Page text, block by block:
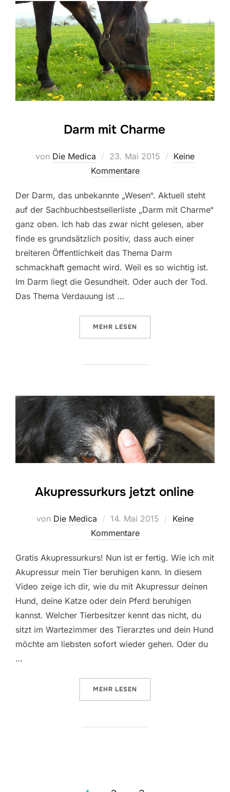
Darm mit Charme
von Die Medica
Veröffentlicht
am
23. Mai 2015
Keine
Kommentare
Der Darm, das unbekannte „Wesen“. Aktuell steht
auf der Sachbuchbestsellerliste „Darm mit Charme“
ganz oben. Ich hab das zwar nicht gelesen, aber
finde es grundsätzlich positiv, dass auch einer
breiteren Öffentlichkeit das Thema Darm
schmackhaft gemacht wird. Weil es so wichtig ist.
Im Darm liegt die Gesundheit. Oder auch der Tod.
Das Thema Verdauung ist …
MEHR ÜBER „DARM MIT CHARME“
LESEN
Akupressurkurs jetzt online
von Die Medica
Veröffentlicht
am
14. Mai 2015
Keine
Kommentare
Gratis Akupressurkurs! Nun ist er fertig. Wie ich mit
Akupressur mein Tier beruhigen kann. In diesem
Video zeige ich dir, wie du mit Akupressur deinen
Hund, deine Katze oder dein Pferd beruhigen
kannst. Welcher Tierbesitzer kennt das nicht, du
sitzt im Wartezimmer des Tierarztes und dein Hund
möchte am liebsten sofort wieder gehen. Oder du
…
MEHR ÜBER „AKUPRESSURKURS JETZT
LESEN